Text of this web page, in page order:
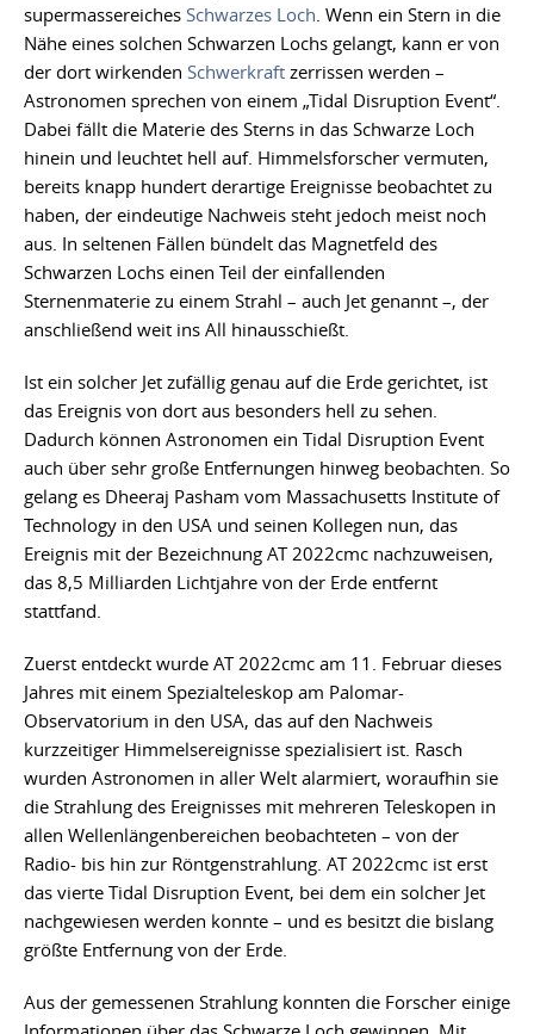
supermassereiches Schwarzes Loch . Wenn ein Stern in die
Nähe eines solchen Schwarzen Lochs gelangt, kann er von
der dort wirkenden Schwerkraft zerrissen werden –
Astronomen sprechen von einem „Tidal Disruption Event“.
Dabei fällt die Materie des Sterns in das Schwarze Loch
hinein und leuchtet hell auf. Himmelsforscher vermuten,
bereits knapp hundert derartige Ereignisse beobachtet zu
haben, der eindeutige Nachweis steht jedoch meist noch
aus. In seltenen Fällen bündelt das Magnetfeld des
Schwarzen Lochs einen Teil der einfallenden
Sternenmaterie zu einem Strahl – auch Jet genannt –, der
anschließend weit ins All hinausschießt.
Ist ein solcher Jet zufällig genau auf die Erde gerichtet, ist
das Ereignis von dort aus besonders hell zu sehen.
Dadurch können Astronomen ein Tidal Disruption Event
auch über sehr große Entfernungen hinweg beobachten. So
gelang es Dheeraj Pasham vom Massachusetts Institute of
Technology in den USA und seinen Kollegen nun, das
Ereignis mit der Bezeichnung AT 2022cmc nachzuweisen,
das 8,5 Milliarden Lichtjahre von der Erde entfernt
stattfand.
Zuerst entdeckt wurde AT 2022cmc am 11. Februar dieses
Jahres mit einem Spezialteleskop am Palomar-
Observatorium in den USA, das auf den Nachweis
kurzzeitiger Himmelsereignisse spezialisiert ist. Rasch
wurden Astronomen in aller Welt alarmiert, woraufhin sie
die Strahlung des Ereignisses mit mehreren Teleskopen in
allen Wellenlängenbereichen beobachteten – von der
Radio- bis hin zur Röntgenstrahlung. AT 2022cmc ist erst
das vierte Tidal Disruption Event, bei dem ein solcher Jet
nachgewiesen werden konnte – und es besitzt die bislang
größte Entfernung von der Erde.
Aus der gemessenen Strahlung konnten die Forscher einige